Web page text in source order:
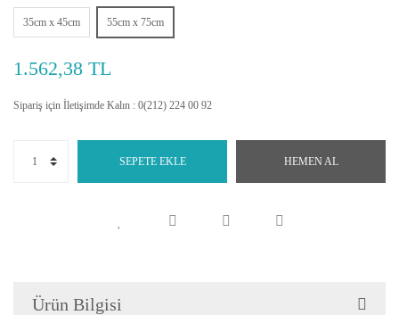
35cm x 45cm 55cm x 75cm
1.562,38 TL
Sipariş için İletişimde Kalın : 0(212) 224 00 92
SEPETE EKLE HEMEN AL
Ürün Bilgisi